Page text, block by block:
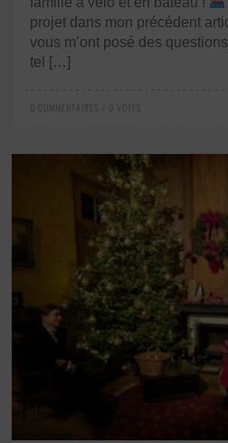
projet dans mon précédent
vous m’ont posé des
tel […]
0 COMMENTAIRES / 0 VOTES